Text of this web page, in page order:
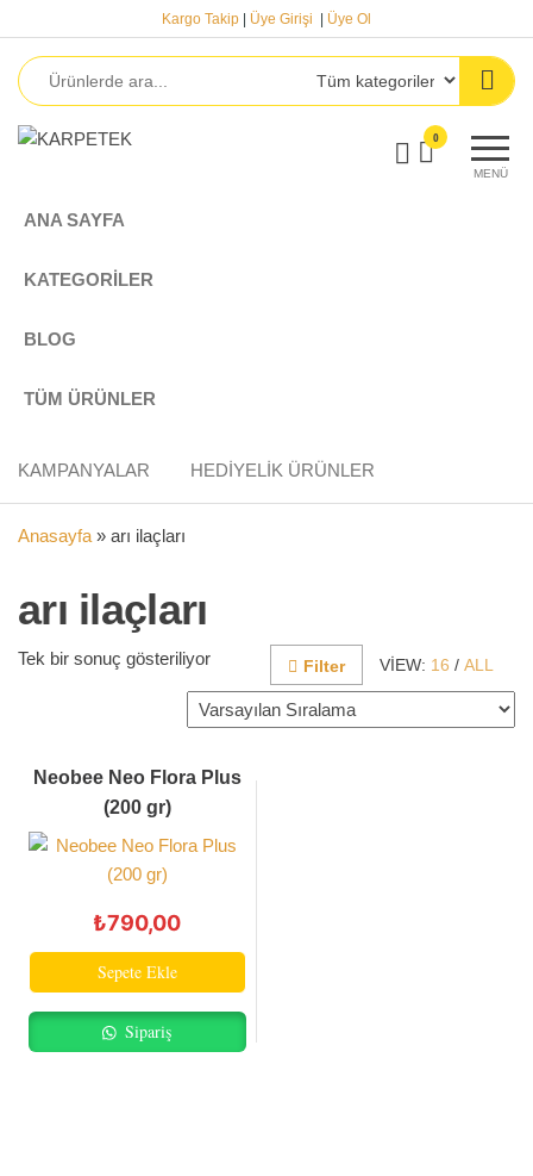
atla
Kargo Takip Üye Girişi Üye Ol
MENÜ
0
ANA SAYFA
KATEGORILER
BLOG
TÜM ÜRÜNLER
KAMPANYALAR HEDIYELIK ÜRÜNLER
Anasayfa » arı ilaçları
arı ilaçları
VIEW: 16 / ALL
Filter
Tek bir sonuç gösteriliyor
Neobee Neo Flora Plus
(200 gr)
₺790,00
Sepete Ekle
Sipariş